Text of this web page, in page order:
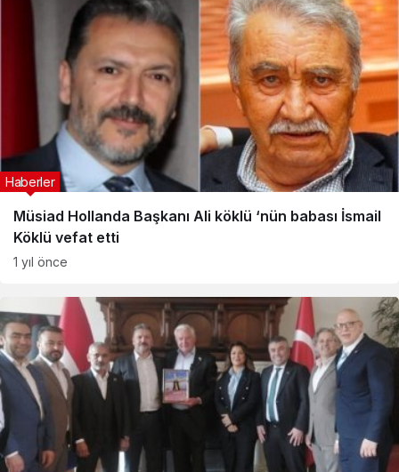
Müsiad Hollanda Başkanı Ali köklü ‘nün babası İsmail
Köklü vefat etti
Haberler
1 yıl önce